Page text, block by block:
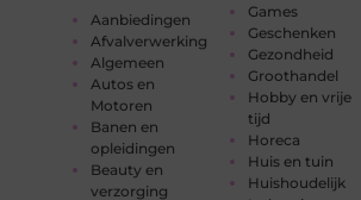
Aanbiedingen
Afvalverwerking
Algemeen
Autos en
Motoren
Banen en
opleidingen
Beauty en
verzorging
Games
Geschenken
Gezondheid
Groothandel
Hobby en vrije
tijd
Horeca
Huis en tuin
Huishoudelijk